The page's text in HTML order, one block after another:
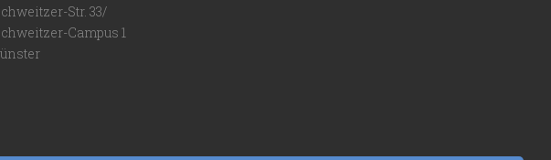
Str. 33/
Campus 1